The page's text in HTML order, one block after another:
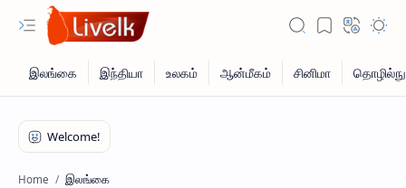
Home இலங்கை